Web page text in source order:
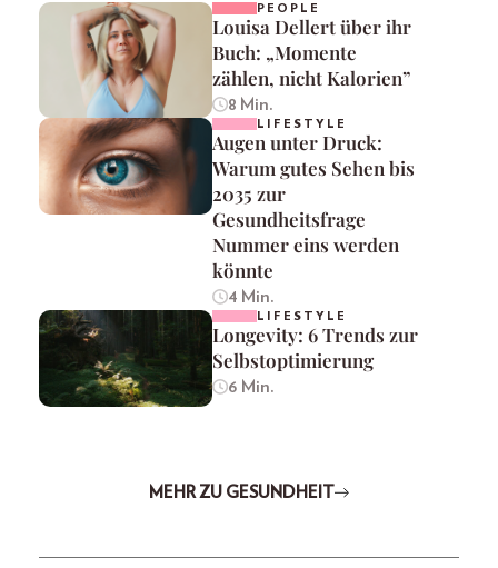
PEOPLE
Louisa Dellert über ihr
Buch: „Momente
zählen, nicht Kalorien”
8 Min.
LIFESTYLE
Augen unter Druck:
Warum gutes Sehen bis
2035 zur
Gesundheitsfrage
Nummer eins werden
könnte
4 Min.
LIFESTYLE
Longevity: 6 Trends zur
Selbstoptimierung
6 Min.
MEHR ZU GESUNDHEIT